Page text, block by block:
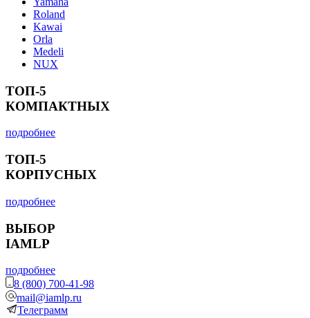
Roland
Kawai
Orla
Medeli
NUX
ТОП-5
КОМПАКТНЫХ
подробнее
ТОП-5
КОРПУСНЫХ
подробнее
ВЫБОР
IAMLP
подробнее
8 (800) 700-41-98
mail@iamlp.ru
Телеграмм